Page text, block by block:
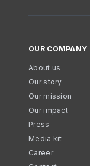
OUR COMPANY
About us
Our story
Our mission
Our impact
Press
Media kit
Career